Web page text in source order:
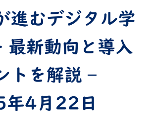
進むデジタル学
新動向と導入
トを解説 –
年4月22日